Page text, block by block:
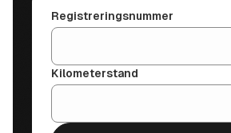
Registreringsnummer
Kilometerstand